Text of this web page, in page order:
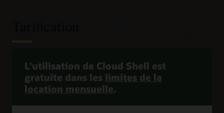
L’utilisation de Cloud Shell est
gratuite dans les limites de la
location mensuelle.